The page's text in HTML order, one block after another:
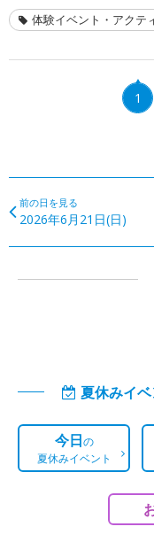
体験イベント・アクテ
1
前の日を見る
2026年6月21日(日)
夏休みイ
今日の
夏休みイベント